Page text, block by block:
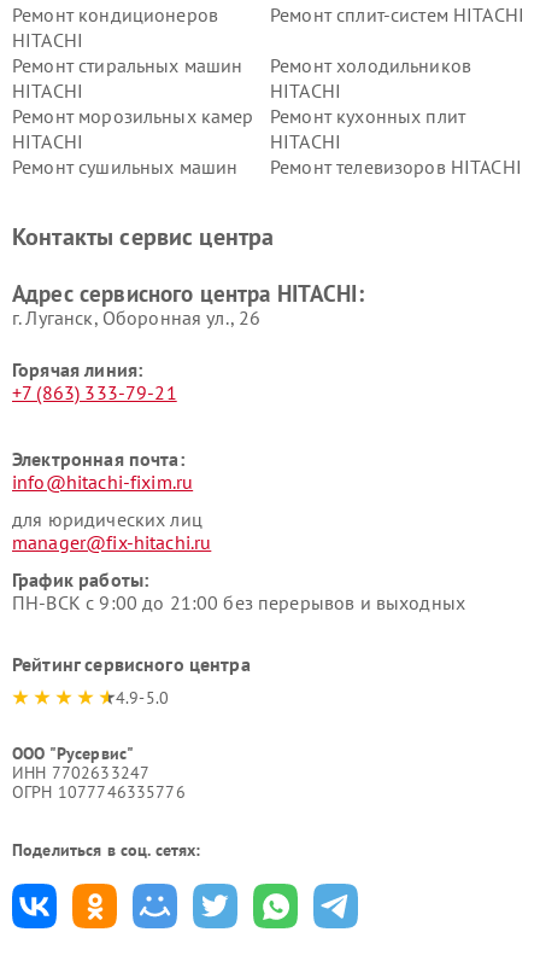
Ремонт кондиционеров
HITACHI
Ремонт сплит-систем HITACHI
Ремонт стиральных машин
HITACHI
Ремонт холодильников
HITACHI
Ремонт морозильных камер
HITACHI
Ремонт кухонных плит
HITACHI
Ремонт сушильных машин
Ремонт телевизоров HITACHI
данных HITACHI
HITACHI
HITACHI
HITACHI
Контакты сервис центра
Адрес сервисного центра HITACHI:
г. Луганск, Оборонная ул., 26
Горячая линия:
+7 (863) 333-79-21
Электронная почта:
info@hitachi-fixim.ru
для юридических лиц
manager@fix-hitachi.ru
График работы:
ПН-ВСК с 9:00 до 21:00 без перерывов и выходных
Рейтинг сервисного центра
4.9-5.0
ООО "Русервис"
ИНН 7702633247
ОГРН 1077746335776
Поделиться в соц. сетях: